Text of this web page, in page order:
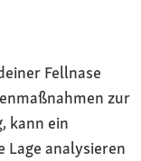
Fellnase
zur
kann ein
analysieren